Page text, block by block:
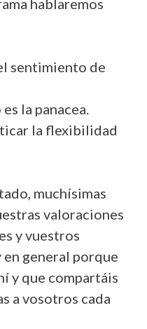
hablaremos
sentimiento de
la panacea.
la flexibilidad
muchísimas
valoraciones
y vuestros
general porque
y que compartáis
a vosotros cada